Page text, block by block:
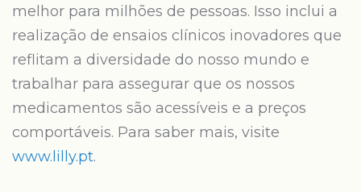
melhor para milhões de pessoas. Isso inclui a
realização de ensaios clínicos inovadores que
reflitam a diversidade do nosso mundo e
trabalhar para assegurar que os nossos
medicamentos são acessíveis e a preços
comportáveis. Para saber mais, visite
www.lilly.pt.